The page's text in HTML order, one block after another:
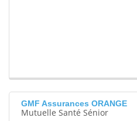
GMF Assurances ORANGE
Mutuelle Santé Sénior